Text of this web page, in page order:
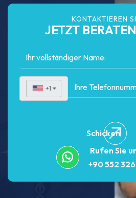
KONTAKTIEREN
JETZT
+1 ▼
Schicken
Rufen Sie
+90 552